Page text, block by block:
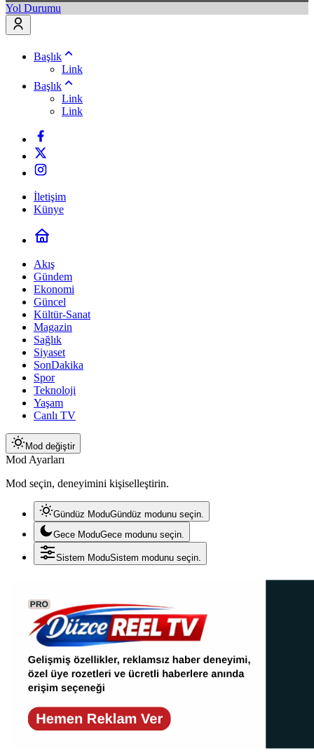
Yol Durumu
Başlık
Link
Başlık
Link
Link
İletişim
Künye
Akış
Gündem
Ekonomi
Güncel
Kültür-Sanat
Magazin
Sağlık
Siyaset
SonDakika
Spor
Teknoloji
Yaşam
Canlı TV
Mod değiştir
Mod Ayarları
Mod seçin, deneyimini kişiselleştirin.
Gündüz ModuGündüz modunu seçin.
Gece ModuGece modunu seçin.
Sistem ModuSistem modunu seçin.